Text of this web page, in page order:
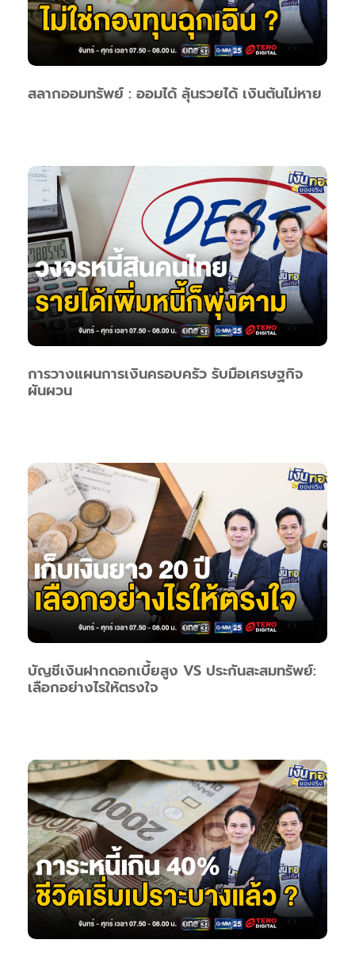
สลากออมทรัพย์ : ออมได้ ลุ้นรวยได้ เงินต้นไม่หาย
การวางแผนการเงินครอบครัว รับมือเศรษฐกิจ
ผันผวน
บัญชีเงินฝากดอกเบี้ยสูง VS ประกันสะสมทรัพย์:
เลือกอย่างไรให้ตรงใจ